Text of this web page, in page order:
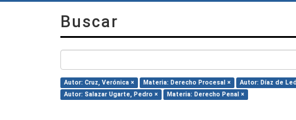
Buscar
Autor: Cruz, Verónica × Materia: Derecho Procesal × Autor: Díaz de
Autor: Salazar Ugarte, Pedro ×
Materia: Derecho Penal ×